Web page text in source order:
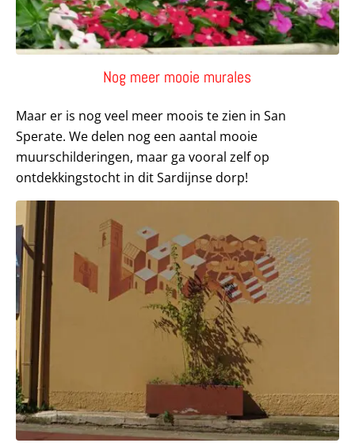
Nog meer mooie murales
Maar er is nog veel meer moois te zien in San
Sperate. We delen nog een aantal mooie
muurschilderingen, maar ga vooral zelf op
ontdekkingstocht in dit Sardijnse dorp!